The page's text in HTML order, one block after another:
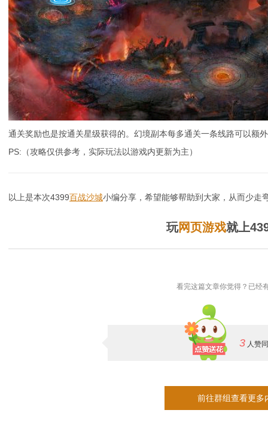
通关奖励也是按通关星级获得的。幻境副本每多通关一条线路可以额
PS:（攻略仅供参考，实际玩法以游戏内更新为主）
以上是本次4399百战沙城小编分享，希望能够帮助到大家，从而少走
玩网页游戏就上
看完这篇文章你觉得？已经
3 人赞同
前往群组查看更多